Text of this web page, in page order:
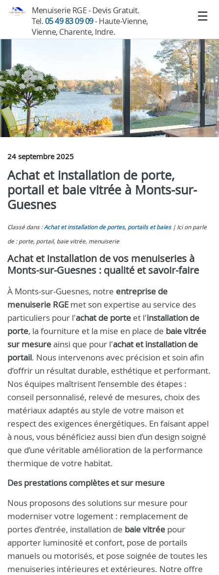
Menuiserie RGE - Devis Gratuit.
Tel.05 49 83 09 09- Haute-Vienne,
Vienne, Charente, Indre.
24 septembre 2025
Achat et installation de porte,
portail et baie vitrée à Monts-sur-
Guesnes
Classé dans :Achat et installation de portes, portails et baies
Ici on parle
de : porte, portail, baie vitrée, menuiserie
Achat et installation de vos menuiseries à
Monts-sur-Guesnes : qualité et savoir-faire
À Monts-sur-Guesnes, notre entreprise de
menuiserie RGEmet son expertise au service des
particuliers pour l'achat de porte et l'installation de
porte, la fourniture et la mise en place de baie vitrée
sur mesureainsi que pour l'achat et installation de
portail. Nous intervenons avec précision et soin afin
d’offrir un résultat durable, esthétique et performant.
Nos équipes maîtrisent l’ensemble des étapes :
conseil personnalisé, relevé de mesures, choix des
matériaux adaptés au style de votre maison et
respect des exigences énergétiques. En faisant appel
à nous, vous bénéficiez aussi bien d’un design soigné
que d’une véritable amélioration de la performance
thermique de votre habitat.
Des prestations complètes et sur mesure
Nous proposons des solutions sur mesure pour
moderniser votre logement : remplacement de
portes d’entrée, installation de baie vitrée pour
apporter luminosité et confort, pose de portails
manuels ou motorisés, et pose soignée de toutes les
menuiseries intérieures et extérieures. Notre offre